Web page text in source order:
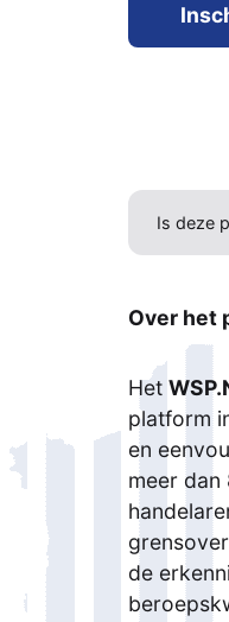
Is deze
Over het
Het
platform
en
meer dan
de